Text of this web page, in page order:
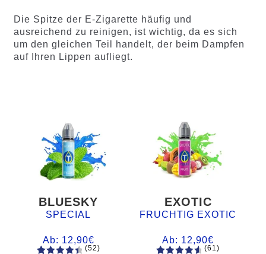
Die Spitze der E-Zigarette häufig und
ausreichend zu reinigen, ist wichtig, da es sich
um den gleichen Teil handelt, der beim Dampfen
auf Ihren Lippen aufliegt.
BLUESKY
SPECIAL
Ab: 12,90€
(52)
EXOTIC
FRUCHTIG EXOTIC
Ab: 12,90€
(61)